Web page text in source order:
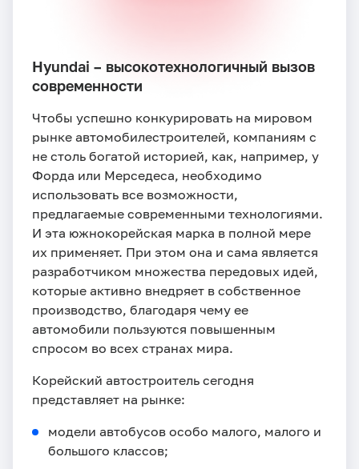
Hyundai – высокотехнологичный вызов
современности
Чтобы успешно конкурировать на мировом
рынке автомобилестроителей, компаниям с
не столь богатой историей, как, например, у
Форда или Мерседеса, необходимо
использовать все возможности,
предлагаемые современными технологиями.
И эта южнокорейская марка в полной мере
их применяет. При этом она и сама является
разработчиком множества передовых идей,
которые активно внедряет в собственное
производство, благодаря чему ее
автомобили пользуются повышенным
спросом во всех странах мира.
Корейский автостроитель сегодня
представляет на рынке:
модели автобусов особо малого, малого и
большого классов;